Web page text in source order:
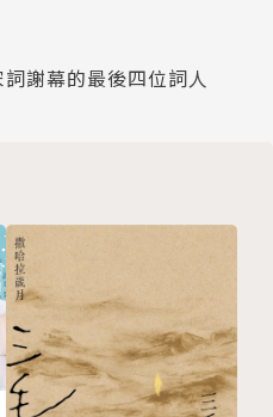
＋首精緻宋詞 X３００年
古文背後精采生命，
宋到南宋歷史長河之上，
寞與情長，帶你走一回璀
詞謝幕的最後四位詞人